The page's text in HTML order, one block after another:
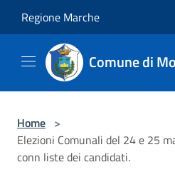
Regione Marche
Comune di
Home >
Elezioni Comunali del 24 e 25
conn liste dei candidati.